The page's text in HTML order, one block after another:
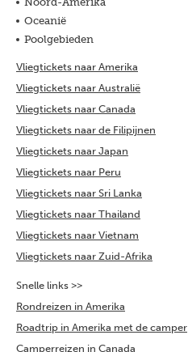
Oceanië
Poolgebieden
Vliegtickets naar Amerika
Vliegtickets naar Australië
Vliegtickets naar Canada
Vliegtickets naar de Filipijnen
Vliegtickets naar Japan
Vliegtickets naar Peru
Vliegtickets naar Sri Lanka
Vliegtickets naar Thailand
Vliegtickets naar Vietnam
Vliegtickets naar Zuid-Afrika
Snelle links >>
Rondreizen in Amerika
Roadtrip in Amerika met de camper
Camperreizen in Canada